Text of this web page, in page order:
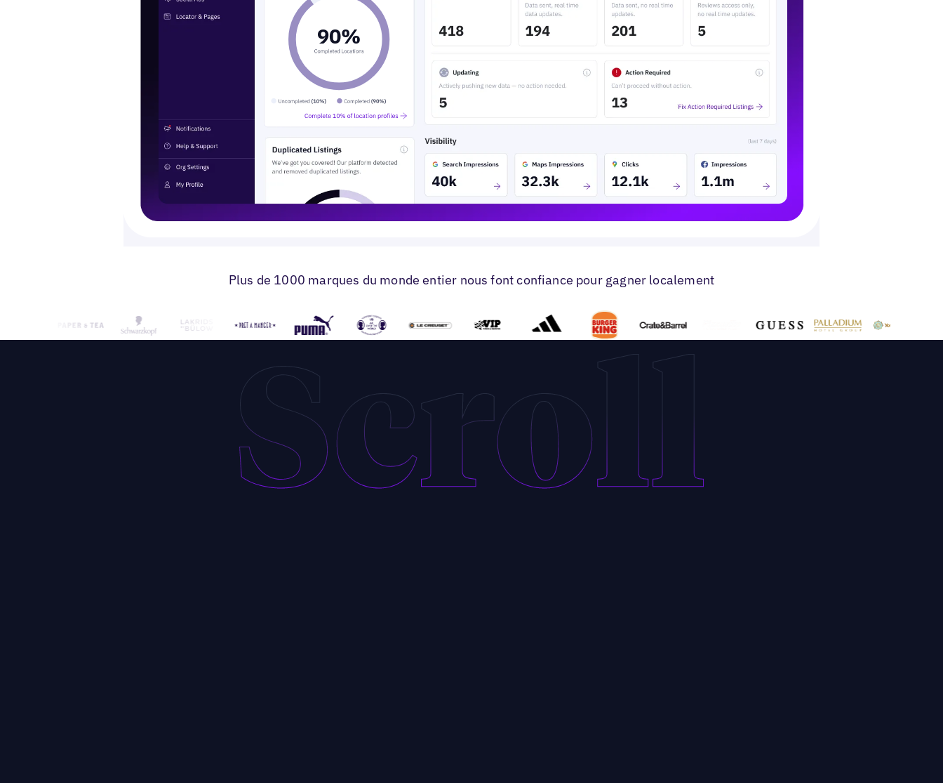
Plus de 1000 marques du monde entier nous font confiance pour gagner localement